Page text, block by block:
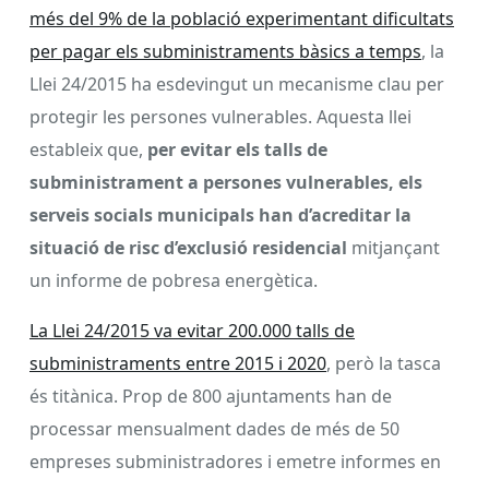
més del 9% de la població experimentant dificultats
per pagar els subministraments bàsics a temps, la
Llei 24/2015 ha esdevingut un mecanisme clau per
protegir les persones vulnerables. Aquesta llei
estableix que, per evitar els talls de
subministrament a persones vulnerables, els
serveis socials municipals han d’acreditar la
situació de risc d’exclusió residencial mitjançant
un informe de pobresa energètica.
La Llei 24/2015 va evitar 200.000 talls de
subministraments entre 2015 i 2020, però la tasca
és titànica. Prop de 800 ajuntaments han de
processar mensualment dades de més de 50
empreses subministradores i emetre informes en